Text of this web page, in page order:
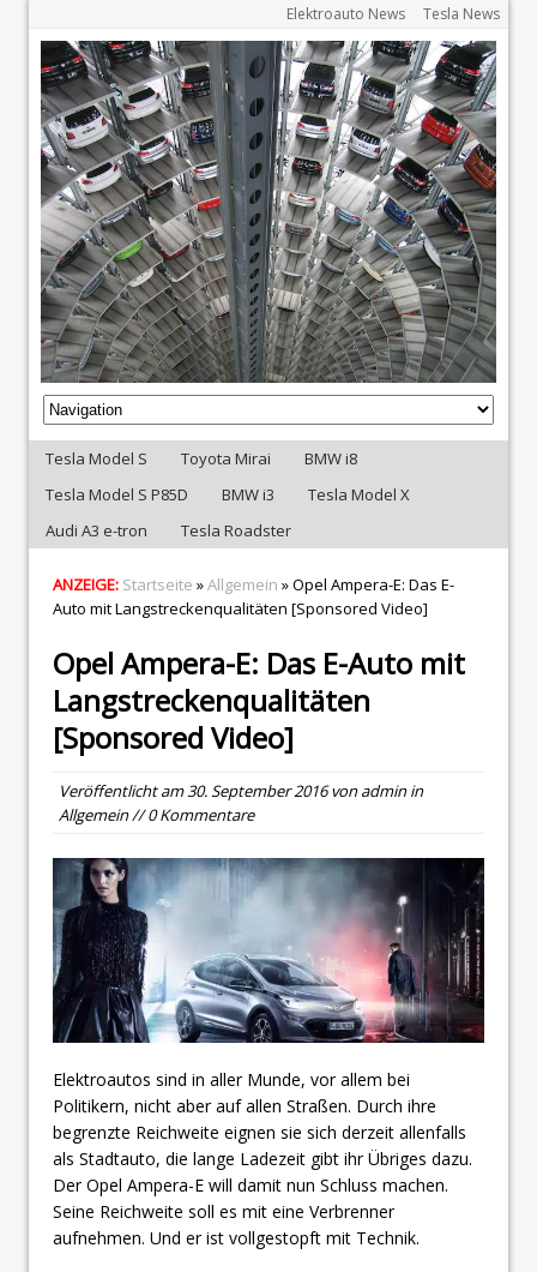
Elektroauto News Tesla News
Tesla Model S Toyota Mirai
BMW i8
Tesla Model S P85D
BMW i3
Tesla Model X
Audi A3 e-tron
Tesla Roadster
ANZEIGE: Startseite »Allgemein » Opel Ampera-E: Das E-
Auto mit Langstreckenqualitäten [Sponsored Video]
Opel Ampera-E: Das E-Auto mit
Langstreckenqualitäten
[Sponsored Video]
Veröffentlicht am30. September 2016vonadminin
Allgemein// 0 Kommentare
Elektroautos sind in aller Munde, vor allem bei
Politikern, nicht aber auf allen Straßen. Durch ihre
begrenzte Reichweite eignen sie sich derzeit allenfalls
als Stadtauto, die lange Ladezeit gibt ihr Übriges dazu.
Der Opel Ampera-E will damit nun Schluss machen.
Seine Reichweite soll es mit eine Verbrenner
aufnehmen. Und er ist vollgestopft mit Technik.